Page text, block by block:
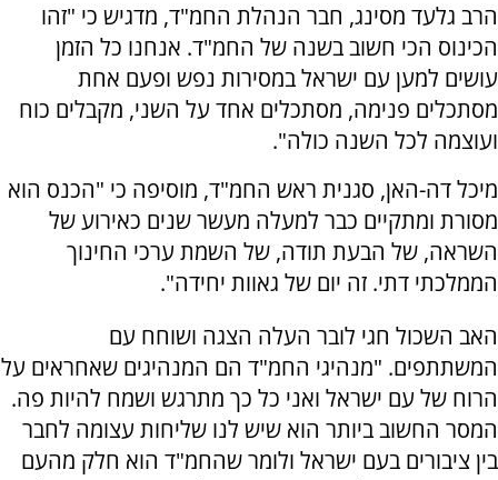
הרב גלעד מסינג, חבר הנהלת החמ"ד, מדגיש כי "זהו
הכינוס הכי חשוב בשנה של החמ"ד. אנחנו כל הזמן
עושים למען עם ישראל במסירות נפש ופעם אחת
מסתכלים פנימה, מסתכלים אחד על השני, מקבלים כוח
ועוצמה לכל השנה כולה".
מיכל דה-האן, סגנית ראש החמ"ד, מוסיפה כי "הכנס הוא
מסורת ומתקיים כבר למעלה מעשר שנים כאירוע של
השראה, של הבעת תודה, של השמת ערכי החינוך
הממלכתי דתי. זה יום של גאוות יחידה".
האב השכול חגי לובר העלה הצגה ושוחח עם
המשתתפים. "מנהיגי החמ"ד הם המנהיגים שאחראים על
הרוח של עם ישראל ואני כל כך מתרגש ושמח להיות פה.
המסר החשוב ביותר הוא שיש לנו שליחות עצומה לחבר
בין ציבורים בעם ישראל ולומר שהחמ"ד הוא חלק מהעם